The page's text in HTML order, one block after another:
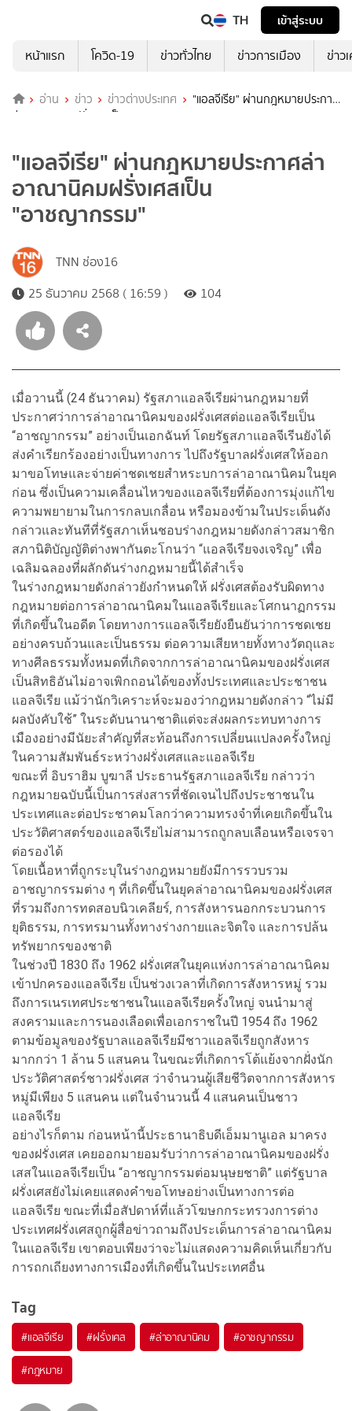
TH
เข้าสู่ระบบ
หน้าแรก
โควิด-19 ข่าวทั่วไทย ข่าวการเมือง ข่าว
อ่าน ข่าว ข่าวต่างประเทศ
"แอลจีเรีย" ผ่านกฎหมายประกาศ
ล่าอาณานิคมฝรั่งเศสเป็น "อาชญากรรม"
"แอลจีเรีย" ผ่านกฎหมายประกาศล่า
อาณานิคมฝรั่งเศสเป็น
"อาชญากรรม"
TNN ช่อง16
25 ธันวาคม 2568 ( 16:59 )
104
เมื่อวานนี้ (24 ธันวาคม) รัฐสภาแอลจีเรียผ่านกฎหมายที่
ประกาศว่าการล่าอาณานิคมของฝรั่งเศสต่อแอลจีเรียเป็น
“อาชญากรรม” อย่างเป็นเอกฉันท์ โดยรัฐสภาแอลจีเรีนยังได้
ส่งคำเรียกร้องอย่างเป็นทางการ ไปถึงรัฐบาลฝรั่งเศสให้ออก
มาขอโทษและจ่ายค่าชดเชยสำหระบการล่าอาณานิคมในยุค
ก่อน ซึ่งเป็นความเคลื่อนไหวของแอลจีเรียที่ต้องการมุ่งแก้ไข
ความพยายามในการกลบเกลื่อน หรือมองข้ามในประเด็นดัง
กล่าวและทันทีที่รัฐสภาเห็นชอบร่างกฎหมายดังกล่าวสมาชิก
สภานิติบัญญัติต่างพากันตะโกนว่า “แอลจีเรียจงเจริญ” เพื่อ
เฉลิมฉลองที่ผลักดันร่างกฎหมายนี้ได้สำเร็จ
ในร่างกฎหมายดังกล่าวยังกำหนดให้ ฝรั่งเศสต้องรับผิดทาง
กฎหมายต่อการล่าอาณานิคมในแอลจีเรียและโศกนาฏกรรม
ที่เกิดขึ้นในอดีต โดยทางการแอลจีเรียยังยืนยันว่าการชดเชย
อย่างครบถ้วนและเป็นธรรม ต่อความเสียหายทั้งทางวัตถุและ
ทางศีลธรรมทั้งหมดที่เกิดจากการล่าอาณานิคมของฝรั่งเศส
เป็นสิทธิอันไม่อาจเพิกถอนได้ของทั้งประเทศและประชาชน
แอลจีเรีย แม้ว่านักวิเคราะห์จะมองว่ากฎหมายดังกล่าว “ไม่มี
ผลบังคับใช้” ในระดับนานาชาติแต่จะส่งผลกระทบทางการ
เมืองอย่างมีนัยะสำคัญที่สะท้อนถึงการเปลี่ยนแปลงครั้งใหญ่
ในความสัมพันธ์ระหว่างฝรั่งเศสและแอลจีเรีย
ขณะที่ อิบราฮิม บูฆาลี ประธานรัฐสภาแอลจีเรีย กล่าวว่า
กฎหมายฉบับนี้เป็นการส่งสารที่ชัดเจนไปถึงประชาชนใน
ประเทศและต่อประชาคมโลกว่าความทรงจำที่เคยเกิดขึ้นใน
ประวัติศาสตร์ของแอลจีเรียไม่สามารถถูกลบเลือนหรือเจรจา
ต่อรองได้
โดยเนื้อหาที่ถูกระบุในร่างกฎหมายยังมีการรวบรวม
อาชญากรรมต่าง ๆ ที่เกิดขึ้นในยุคล่าอาณานิคมของฝรั่งเศส
ที่รวมถึงการทดสอบนิวเคลียร์, การสังหารนอกกระบวนการ
ยุติธรรม, การทรมานทั้งทางร่างกายและจิตใจ และการปล้น
ทรัพยากรของชาติ
ในช่วงปี 1830 ถึง 1962 ฝรั่งเศสในยุคแห่งการล่าอาณานิคม
เข้าปกครองแอลจีเรีย เป็นช่วงเวลาที่เกิดการสังหารหมู่ รวม
ถึงการเนรเทศประชาชนในแอลจีเรียครั้งใหญ่ จนนำมาสู่
สงครามและการนองเลือดเพื่อเอกราชในปี 1954 ถึง 1962
ตามข้อมูลของรัฐบาลแอลจีเรียมีชาวแอลจีเรียถูกสังหาร
มากกว่า 1 ล้าน 5 แสนคน ในขณะที่เกิดการโต้แย้งจากฝั่งนัก
ประวัติศาสตร์ชาวฝรั่งเศส ว่าจำนวนผู้เสียชีวิตจากการสังหาร
หมู่มีเพียง 5 แสนคน แต่ในจำนวนนี้ 4 แสนคนเป็นชาว
แอลจีเรีย
อย่างไรก็ตาม ก่อนหน้านี้ประธานาธิบดีเอ็มมานูเอล มาครง
ของฝรั่งเศส เคยออกมายอมรับว่าการล่าอาณานิคมของฝรั่ง
เสสในแอลจีเรียเป็น “อาชญากรรมต่อมนุษยชาติ” แต่รัฐบาล
ฝรั่งเศสยังไม่เคยแสดงคำขอโทษอย่างเป็นทางการต่อ
แอลจีเรีย ขณะที่เมื่อสัปดาห์ที่แล้วโฆษกกระทรวงการต่าง
ประเทศฝรั่งเศสถูกผู้สื่อข่าวถามถึงประเด็นการล่าอาณานิคม
ในแอลจีเรีย เขาตอบเพียงว่าจะไม่แสดงความคิดเห็นเกี่ยวกับ
การถกเถียงทางการเมืองที่เกิดขึ้นในประเทศอื่น
Tag
#แอลจีเรีย #ฝรั่งเศส #ล่าอาณานิคม #อาชญากรรม
#กฎหมาย